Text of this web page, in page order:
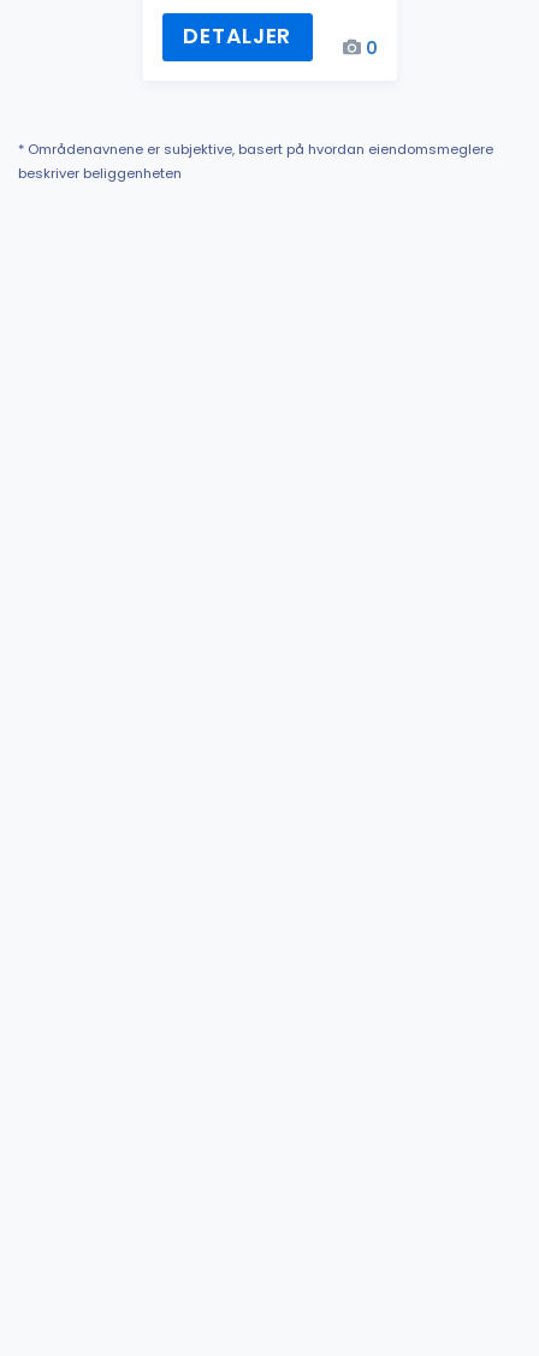
DETALJER 0
* Områdenavnene er subjektive, basert på hvordan eiendomsmeglere
beskriver beliggenheten